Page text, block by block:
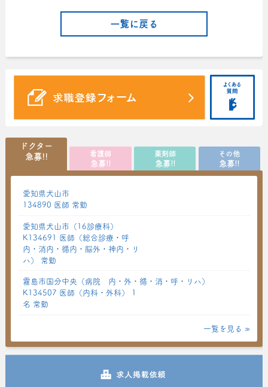
一覧に戻る
ドクター
急募!!
看護師
急募!!
薬剤師
急募!!
その他
急募!!
愛知県犬山市
134890 医師 常勤
愛知県犬山市（16診療科）
K134691 医師（総合診療・呼
内・消内・循内・脳外・神内・リ
ハ） 常勤
霧島市国分中央（病院 内・外・循・消・呼・リハ）
K134507 医師（内科・外科） 1
名 常勤
一覧を見る »